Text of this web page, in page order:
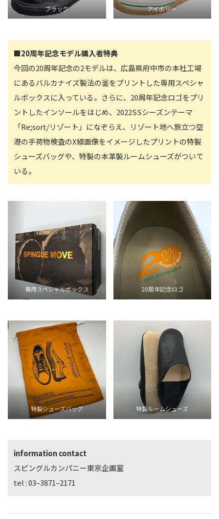
ブラック アイボリー
■20周年記念モデル購入者特典
今回の20周年記念の2モデルは、広島県府中市の本社工場
にあるバルカナイズ製法の釜をプリントした専用スペシャ
ルボックスに入っている。さらに、20周年記念ロゴをプリ
ントしたインソールをはじめ、2022SSシーズンテーマ
「Re;sort/リゾート」になぞらえ、リゾート地へ旅立つ空
港の手荷物検査のX線画像をイメージしたプリントの特製
シューズバッグや、特製の本革製ルームシューズがついて
いる。
専用スペシャルボックス 20周年記念ロゴ
特製シューズバッグ 特製ルームシューズ
information contact
スピングルカンパニー東京企画室
tel : 03–3871–2171